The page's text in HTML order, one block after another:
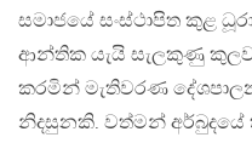
සමාජයේ සංස්ථාපිත කුළ
ආන්තික යැයි සැලකුණු
කරමින් මැතිවරණ
නිදසුනකි. වත්මන් අර්බුදයේ